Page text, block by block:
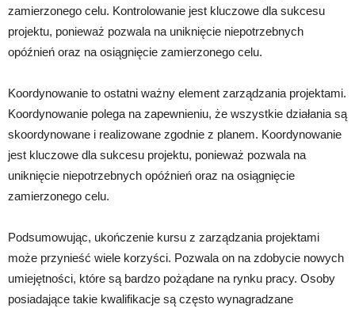
zamierzonego celu. Kontrolowanie jest kluczowe dla sukcesu
projektu, ponieważ pozwala na uniknięcie niepotrzebnych
opóźnień oraz na osiągnięcie zamierzonego celu.
Koordynowanie to ostatni ważny element zarządzania projektami.
Koordynowanie polega na zapewnieniu, że wszystkie działania są
skoordynowane i realizowane zgodnie z planem. Koordynowanie
jest kluczowe dla sukcesu projektu, ponieważ pozwala na
uniknięcie niepotrzebnych opóźnień oraz na osiągnięcie
zamierzonego celu.
Podsumowując, ukończenie kursu z zarządzania projektami
może przynieść wiele korzyści. Pozwala on na zdobycie nowych
umiejętności, które są bardzo pożądane na rynku pracy. Osoby
posiadające takie kwalifikacje są często wynagradzane